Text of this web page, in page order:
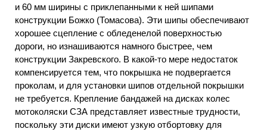
и 60 мм ширины с приклепанными к ней шипами
конструкции Божко (Томасова). Эти шипы обеспечивают
хорошее сцепление с обледенелой поверхностью
дороги, но изнашиваются намного быстрее, чем
конструкции Закревского. В какой-то мере недостаток
компенсируется тем, что покрышка не подвергается
проколам, и для установки шипов отдельной покрышки
не требуется. Крепление бандажей на дисках колес
мотоколяски СЗА представляет известные трудности,
поскольку эти диски имеют узкую отбортовку для